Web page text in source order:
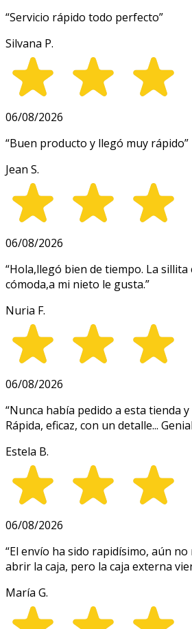
“Servicio rápido todo perfecto”
Silvana P.
06/08/2026
“Buen producto y llegó muy rápido”
Jean S.
06/08/2026
“Hola,llegó bien de tiempo. La sillita
cómoda,a mi nieto le gusta.”
Nuria F.
06/08/2026
“Nunca había pedido a esta tienda
Rápida, eficaz, con un detalle...
Estela B.
06/08/2026
“El envío ha sido rapidísimo, aún
abrir la caja, pero la caja externa
María G.